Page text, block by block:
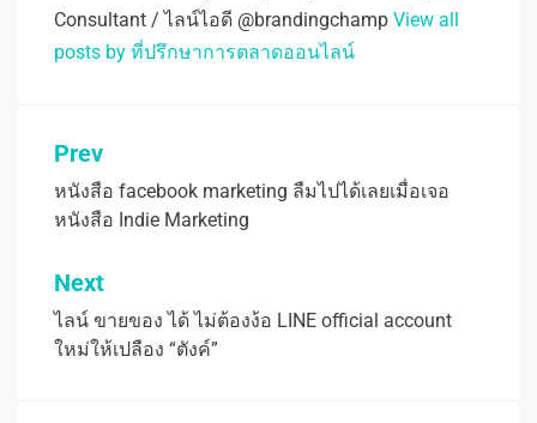
Consultant / ไลน์ไอดี @brandingchamp View all
posts by ที่ปรึกษาการตลาดออนไลน์
แนะแนว
เรื่อง
Prev
หนังสือ facebook marketing ลืมไปได้เลยเมื่อเจอ
หนังสือ Indie Marketing
Next
ไลน์ ขายของ ได้ ไม่ต้องง้อ LINE official account
ใหม่ให้เปลือง “ตังค์”